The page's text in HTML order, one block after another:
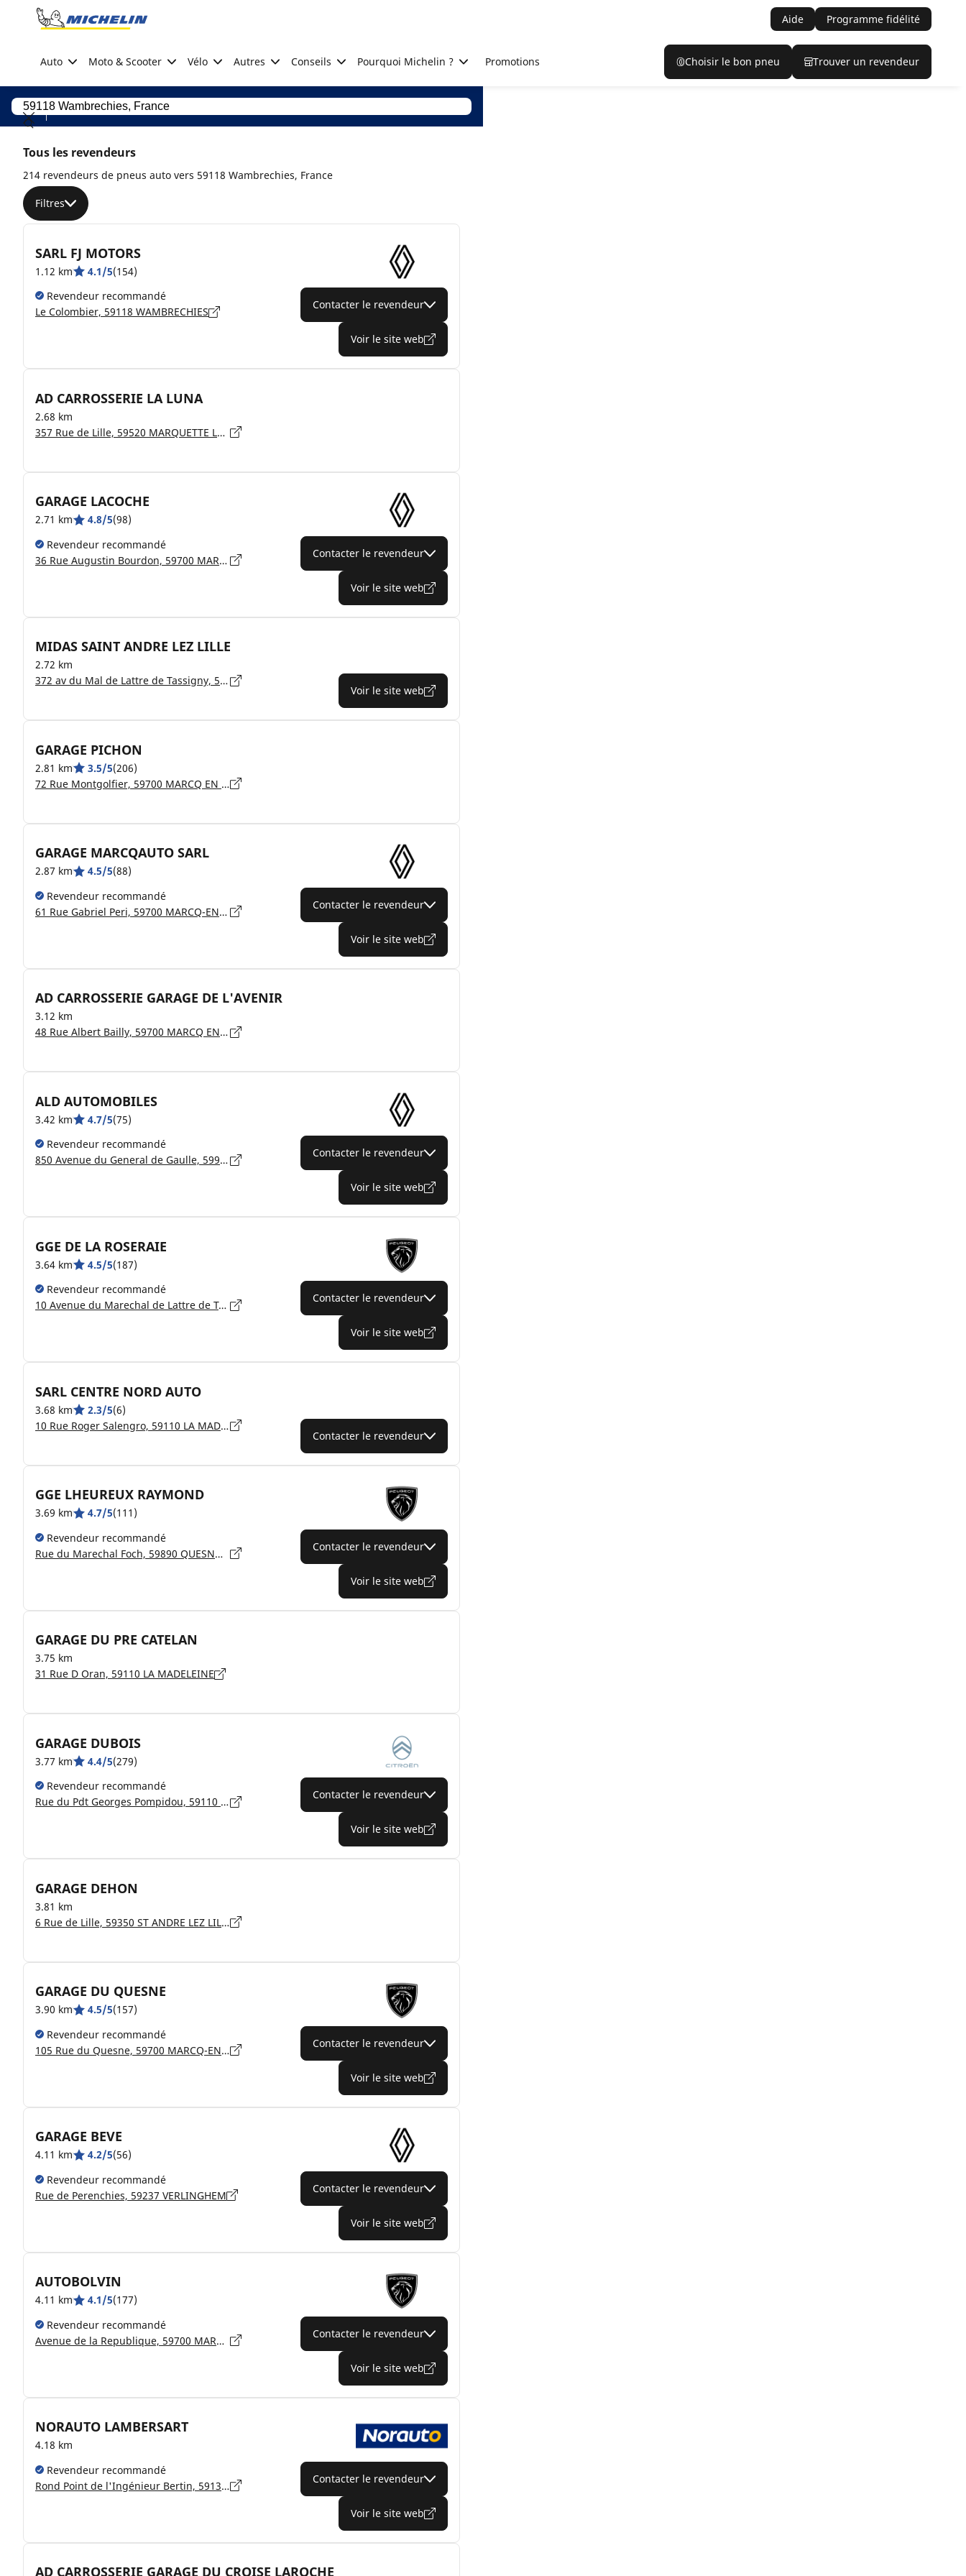
Go to page content
Aide Programme fidélité
Auto Moto & Scooter Vélo Autres Conseils Pourquoi Michelin ? Promotions Choisir le bon pneu Trouver un revendeur
Tous les revendeurs
214 revendeurs de pneus auto vers 59118 Wambrechies, France
Filtres
SARL FJ MOTORS
1.12 km 4.1/5(154)
Revendeur recommandé
Le Colombier, 59118 WAMBRECHIES
Contacter le revendeur
Voir le site web
AD CARROSSERIE LA LUNA
2.68 km
357 Rue de Lille, 59520 MARQUETTE LEZ LILLE
GARAGE LACOCHE
2.71 km 4.8/5(98)
Revendeur recommandé
36 Rue Augustin Bourdon, 59700 MARCQ-EN-BARŒUL
Contacter le revendeur
Voir le site web
MIDAS SAINT ANDRE LEZ LILLE
2.72 km
372 av du Mal de Lattre de Tassigny, 59350 SAINT ANDRE LEZ LILLE
Voir le site web
GARAGE PICHON
2.81 km 3.5/5(206)
72 Rue Montgolfier, 59700 MARCQ EN BAROEUL
GARAGE MARCQAUTO SARL
2.87 km 4.5/5(88)
Revendeur recommandé
61 Rue Gabriel Peri, 59700 MARCQ-EN-BARŒUL
Contacter le revendeur
Voir le site web
AD CARROSSERIE GARAGE DE L'AVENIR
3.12 km
48 Rue Albert Bailly, 59700 MARCQ EN BAROEUL
ALD AUTOMOBILES
3.42 km 4.7/5(75)
Revendeur recommandé
850 Avenue du General de Gaulle, 59910 BONDUES
Contacter le revendeur
Voir le site web
GGE DE LA ROSERAIE
3.64 km 4.5/5(187)
Revendeur recommandé
10 Avenue du Marechal de Lattre de Tassigny, 59350 SAINT-ANDRÉ-LEZ-LILLE
Contacter le revendeur
Voir le site web
SARL CENTRE NORD AUTO
3.68 km 2.3/5(6)
10 Rue Roger Salengro, 59110 LA MADELEINE
Contacter le revendeur
GGE LHEUREUX RAYMOND
3.69 km 4.7/5(111)
Revendeur recommandé
Rue du Marechal Foch, 59890 QUESNOY-SUR-DEÛLE
Contacter le revendeur
Voir le site web
GARAGE DU PRE CATELAN
3.75 km
31 Rue D Oran, 59110 LA MADELEINE
GARAGE DUBOIS
3.77 km 4.4/5(279)
Revendeur recommandé
Rue du Pdt Georges Pompidou, 59110 LA MADELEINE
Contacter le revendeur
Voir le site web
GARAGE DEHON
3.81 km
6 Rue de Lille, 59350 ST ANDRE LEZ LILLE
GARAGE DU QUESNE
3.90 km 4.5/5(157)
Revendeur recommandé
105 Rue du Quesne, 59700 MARCQ-EN-BARŒUL
Contacter le revendeur
Voir le site web
GARAGE BEVE
4.11 km 4.2/5(56)
Revendeur recommandé
Rue de Perenchies, 59237 VERLINGHEM
Contacter le revendeur
Voir le site web
AUTOBOLVIN
4.11 km 4.1/5(177)
Revendeur recommandé
Avenue de la Republique, 59700 MARCQ-EN-BARŒUL
Contacter le revendeur
Voir le site web
NORAUTO LAMBERSART
4.18 km
Revendeur recommandé
Rond Point de l'Ingénieur Bertin, 59130 LAMBERSART
Contacter le revendeur
Voir le site web
AD CARROSSERIE GARAGE DU CROISE LAROCHE